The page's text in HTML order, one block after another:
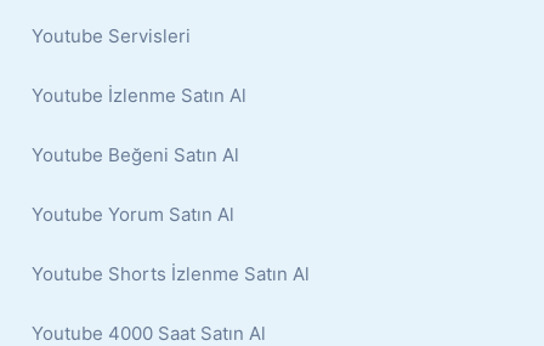
Youtube Servisleri
Youtube İzlenme Satın Al
Youtube Beğeni Satın Al
Youtube Yorum Satın Al
Youtube Shorts İzlenme Satın Al
Youtube 4000 Saat Satın Al